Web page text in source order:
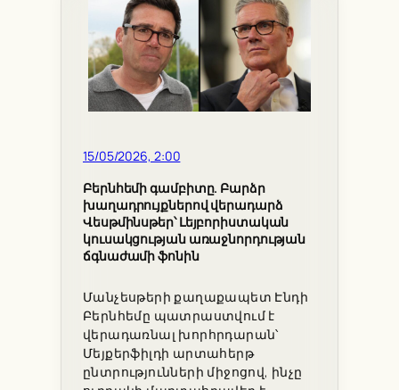
15/05/2026, 2:00
Բերնհեմի գամբիտը. Բարձր
խաղադրույքներով վերադարձ
Վեսթմինսթեր՝ Լեյբորիստական
կուսակցության առաջնորդության
ճգնաժամի ֆոնին
Մանչեսթերի քաղաքապետ Էնդի
Բերնհեմը պատրաստվում է
վերադառնալ խորհրդարան՝
Մեյքերֆիլդի արտահերթ
ընտրությունների միջոցով, ինչը